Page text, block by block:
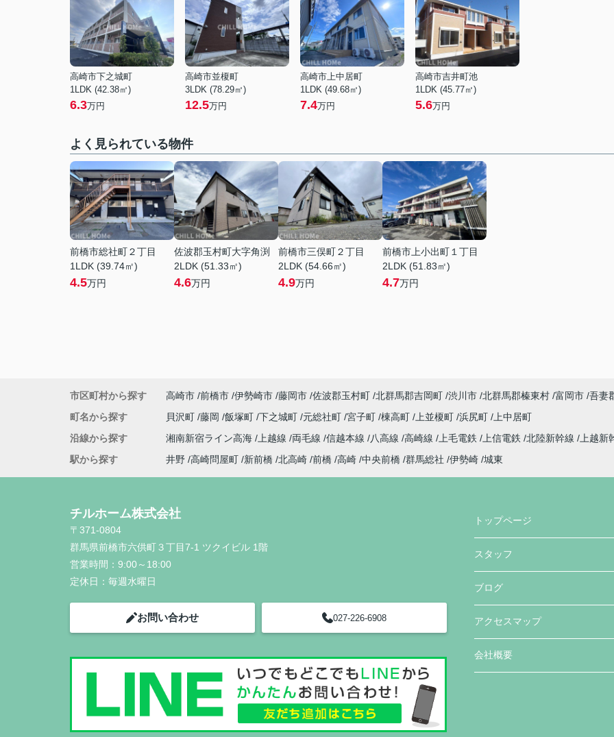
高崎市下之城町
1LDK (42.38㎡)
6.3万円
高崎市並榎町
3LDK (78.29㎡)
12.5万円
高崎市上中居町
1LDK (49.68㎡)
7.4万円
高崎市吉井町池
1LDK (45.77㎡)
5.6万円
よく見られている物件
前橋市総社町２丁目
1LDK (39.74㎡)
4.5万円
佐波郡玉村町大字角渕
2LDK (51.33㎡)
4.6万円
前橋市三俣町２丁目
2LDK (54.66㎡)
4.9万円
前橋市上小出町１丁目
2LDK (51.83㎡)
4.7万円
市区町村から探す 高崎市 前橋市 伊勢崎市 藤岡市 佐波郡玉村町 北群馬郡吉岡町 渋川市 北群馬郡榛東村 富岡市 吾妻
町名から探す
貝沢町 藤岡 飯塚町 下之城町 元総社町 宮子町 棟高町 上並榎町 浜尻町
上中居町
沿線から探す
湘南新宿ライン高海 上越線 両毛線 信越本線 八高線 高崎線 上毛電鉄 上信電鉄 北陸新幹線
上越新
駅から探す
井野 高崎問屋町 新前橋 北高崎 前橋 高崎 中央前橋 群馬総社 伊勢崎 城東
チルホーム株式会社
〒371-0804
群馬県前橋市六供町３丁目7-1 ツクイビル 1階
営業時間： 9:00～18:00
定休日： 毎週水曜日
お問い合わせ 027-226-6908
トップページ
スタッフ
ブログ
アクセスマップ
会社概要